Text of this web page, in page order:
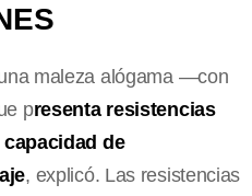
maleza alógama —con
presenta resistencias
de
, explicó. Las resistencias